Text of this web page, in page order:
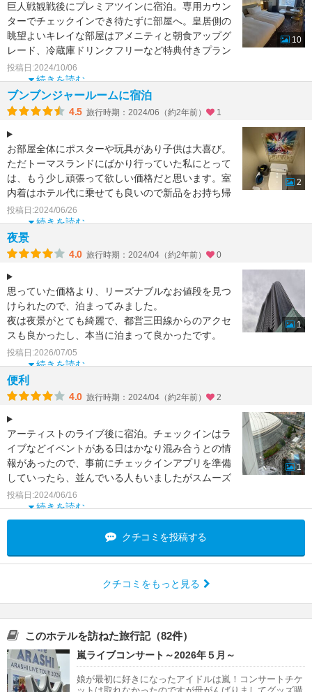
巨人戦観戦後にプレミアツインに宿泊。専用カウン
ターでチェックインでき待たずに部屋へ。皇居側の
眺望よいキレイな部屋はアメニティと朝食アップグ
レード、冷蔵庫ドリンクフリーなど特典付きプラン
はリラックスでき
続きを読む
投稿日:2024/10/06
10
ブンブンジャールームに宿泊
4.5 旅行時期：2024/06（約2年前） 1
お部屋全体にポスターや玩具があり子供は大喜び。
ただトーマスランドにばかり行っていた私にとって
は、もう少し頑張って欲しい価格だと思います。室
内着はホテル代に乗せても良いので新品をお持ち帰
りさせて欲しい。
続きを読む
投稿日:2024/06/26
2
夜景
4.0 旅行時期：2024/04（約2年前） 0
思っていた価格より、リーズナブルなお値段を見つ
けられたので、泊まってみました。
夜は夜景がとても綺麗で、都営三田線からのアクセ
スも良かったし、本当に泊まって良かったです。
リフレッシュ出来ました。
続きを読む
投稿日:2026/07/05
1
便利
4.0 旅行時期：2024/04（約2年前） 2
アーティストのライブ後に宿泊。チェックインはラ
イブなどイベントがある日はかなり混み合うとの情
報があったので、事前にチェックインアプリを準備
していったら、並んでいる人もいましたがスムーズ
に進んですぐに手
続きを読む
投稿日:2024/06/16
1
クチコミを投稿する
クチコミをもっと見る
このホテルを訪ねた旅行記（82件）
嵐ライブコンサート～2026年５月～
娘が最初に好きになったアイドルは嵐！コンサートチケ